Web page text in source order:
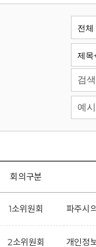
회의구분
1소위원회 파주시
2소위원회 개인정